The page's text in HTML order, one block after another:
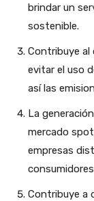
brindar un
sostenible.
Contribuye al
evitar el uso
así las
La
mercado
empresas
Contribuye a